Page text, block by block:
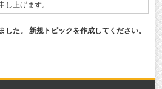
し上げます。
した。 新規トピックを作成してください。